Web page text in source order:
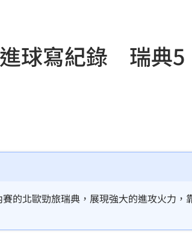
球寫紀錄 瑞典5
的北歐勁旅瑞典，展現強大的進攻火力，